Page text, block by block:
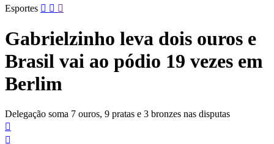
Pular
para
conteúdo
Esportes
Gabrielzinho leva dois ouros e
Brasil vai ao pódio 19 vezes em
Berlim
Delegação soma 7 ouros, 9 pratas e 3 bronzes nas disputas